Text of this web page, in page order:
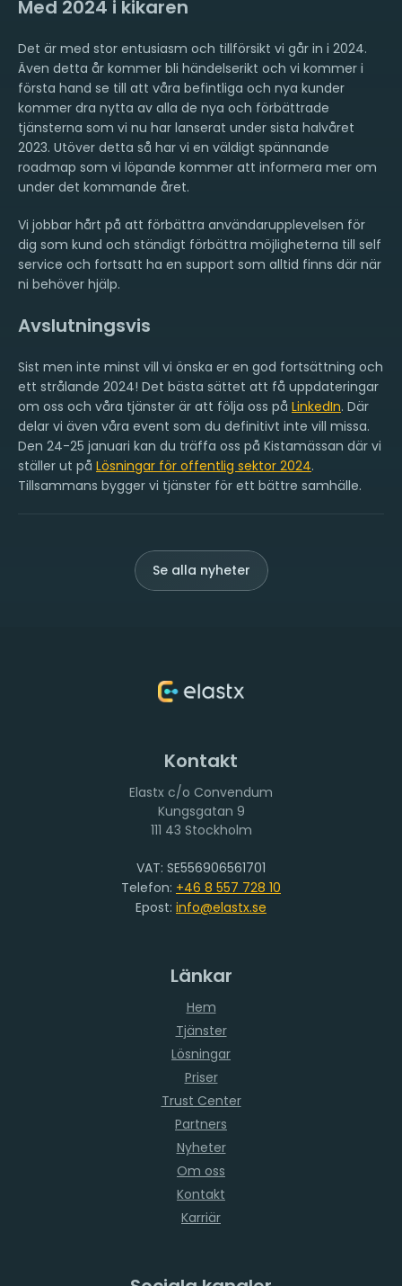
Med 2024 i kikaren
Det är med stor entusiasm och tillförsikt vi går in i 2024.
Även detta år kommer bli händelserikt och vi kommer i
första hand se till att våra befintliga och nya kunder
kommer dra nytta av alla de nya och förbättrade
tjänsterna som vi nu har lanserat under sista halvåret
2023. Utöver detta så har vi en väldigt spännande
roadmap som vi löpande kommer att informera mer om
under det kommande året.
Vi jobbar hårt på att förbättra användarupplevelsen för
dig som kund och ständigt förbättra möjligheterna till self
service och fortsatt ha en support som alltid finns där när
ni behöver hjälp.
Avslutningsvis
Sist men inte minst vill vi önska er en god fortsättning och
ett strålande 2024! Det bästa sättet att få uppdateringar
om oss och våra tjänster är att följa oss på LinkedIn. Där
delar vi även våra event som du definitivt inte vill missa.
Den 24-25 januari kan du träffa oss på Kistamässan där vi
ställer ut på Lösningar för offentlig sektor 2024.
Tillsammans bygger vi tjänster för ett bättre samhälle.
Se alla nyheter
Kontakt
Elastx c/o Convendum
111 43 Stockholm
VAT: SE556906561701
Telefon: +46 8 557 728 10
Epost: info@elastx.se
Länkar
Hem
Tjänster
Lösningar
Priser
Trust Center
Partners
Nyheter
Om oss
Kontakt
Karriär